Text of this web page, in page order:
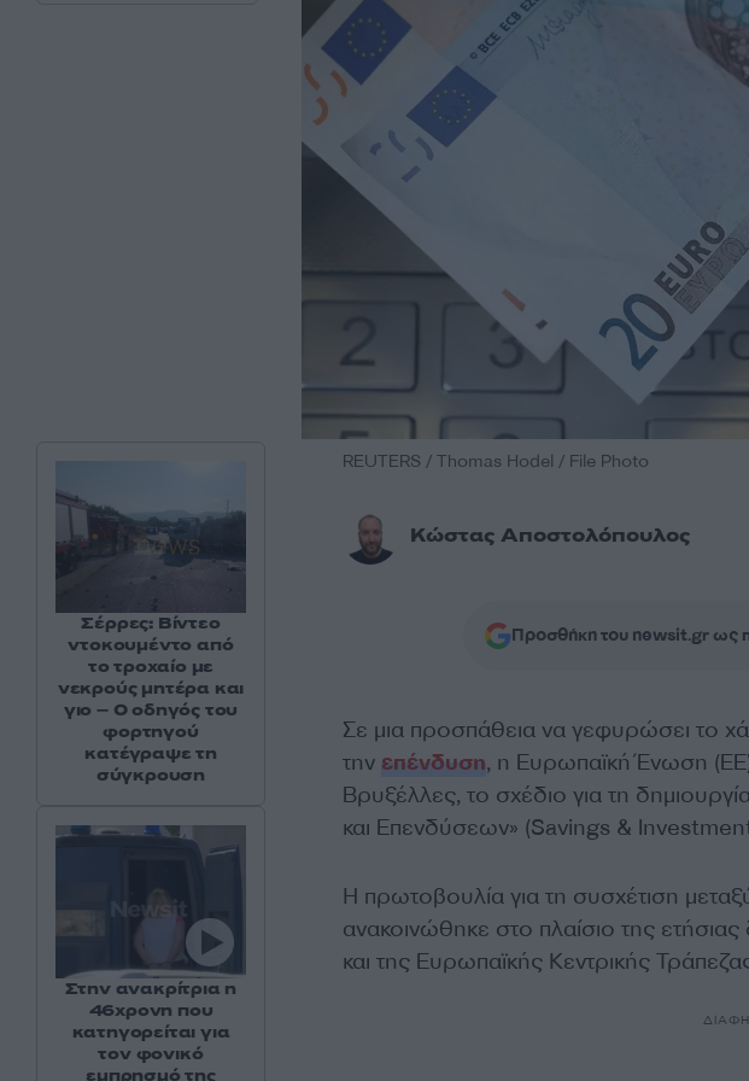
REUTERS / Thomas Hodel / File Photo
Κώστας Αποστολόπουλος
Προσθήκη του newsit.gr ως
Σε μια προσπάθεια να γεφυρώσει το
την επένδυση, η Ευρωπαϊκή Ένωση
Βρυξέλλες, το σχέδιο για τη
και Επενδύσεων» (Savings &
Η πρωτοβουλία για τη συσχέτιση
ανακοινώθηκε στο πλαίσιο της
και της Ευρωπαϊκής Κεντρικής
Σέρρες: Βίντεο
ντοκουμέντο από
το τροχαίο με
νεκρούς μητέρα και
γιο – Ο οδηγός του
φορτηγού
κατέγραψε τη
σύγκρουση
Στην ανακρίτρια η
46χρονη που
κατηγορείται για
τον φονικό
εμπρησμό της